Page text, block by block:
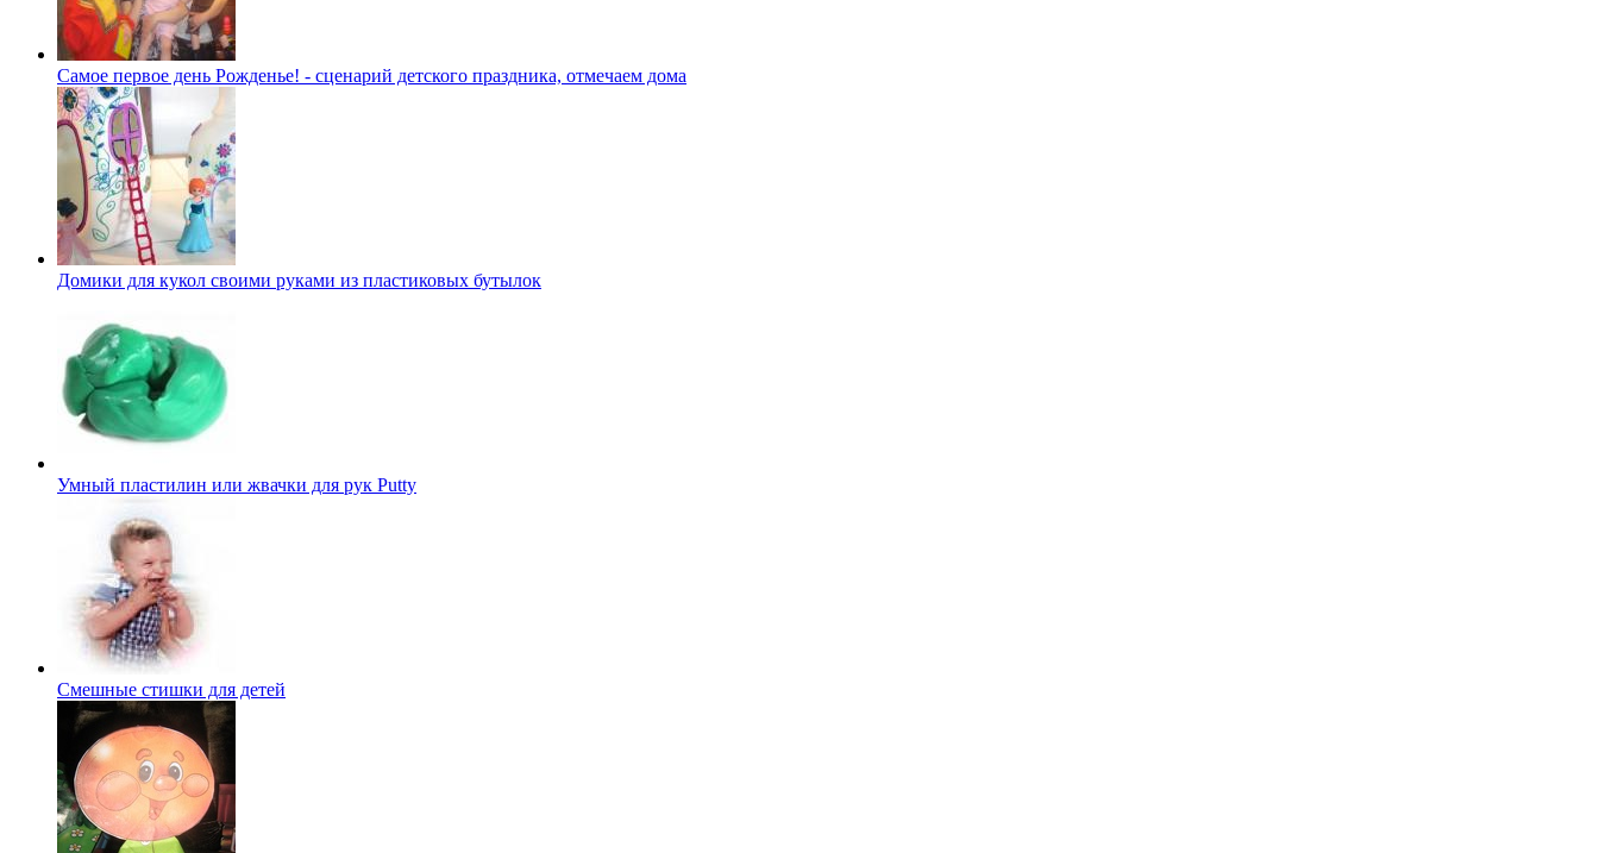
Самое первое день Рожденье! - сценарий детского праздника, отмечаем дома
Домики для кукол своими руками из пластиковых бутылок
Умный пластилин или жвачки для рук Putty
Смешные стишки для детей